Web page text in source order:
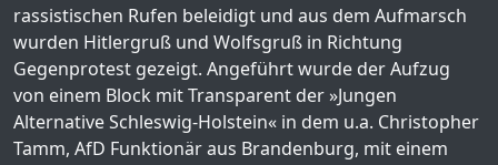
rassistischen Rufen beleidigt und aus dem Aufmarsch
wurden Hitlergruß und Wolfsgruß in Richtung
Gegenprotest gezeigt. Angeführt wurde der Aufzug
von einem Block mit Transparent der »Jungen
Alternative Schleswig-Holstein« in dem u.a. Christopher
Tamm, AfD Funktionär aus Brandenburg, mit einem